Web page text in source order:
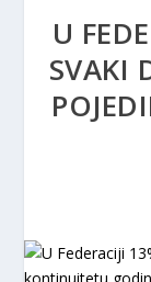
U
SVAKI